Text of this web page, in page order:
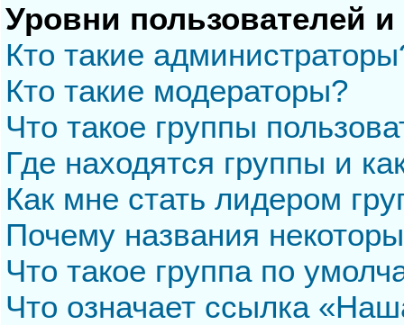
Уровни пользователей
Кто такие
Кто такие модераторы?
Что такое группы
Где находятся группы и
Как мне стать лидером
Почему названия
Что такое группа по
Что означает ссылка